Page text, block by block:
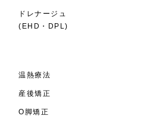
ドレナージュ
(EHD・DPL)
温熱療法
産後矯正
O脚矯正